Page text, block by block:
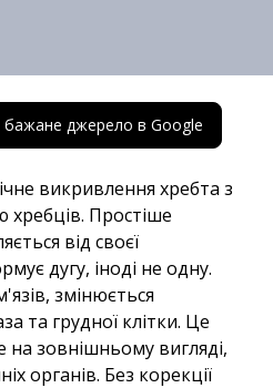
джерело в Google
викривлення хребта з
Простіше
від своєї
дугу, іноді не одну.
змінюється
та грудної клітки. Це
на зовнішньому вигляді,
органів. Без корекції